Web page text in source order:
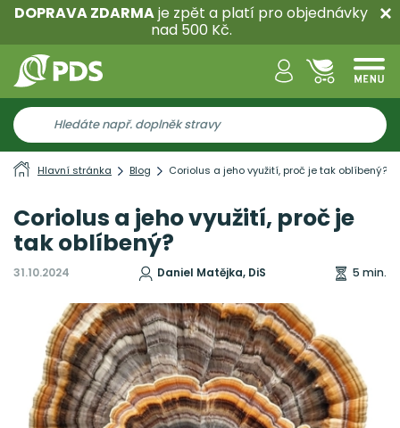
DOPRAVA ZDARMAje zpět a platí pro objednávky
nad 500 Kč.
Hlavní stránka Blog Coriolus a jeho využití, proč je tak oblíbený?
Coriolus a jeho využití, proč je
tak oblíbený?
31.10.2024 Daniel Matějka, DiS 5 min.